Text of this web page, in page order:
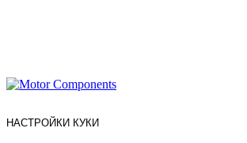
НАСТРОЙКИ КУКИ